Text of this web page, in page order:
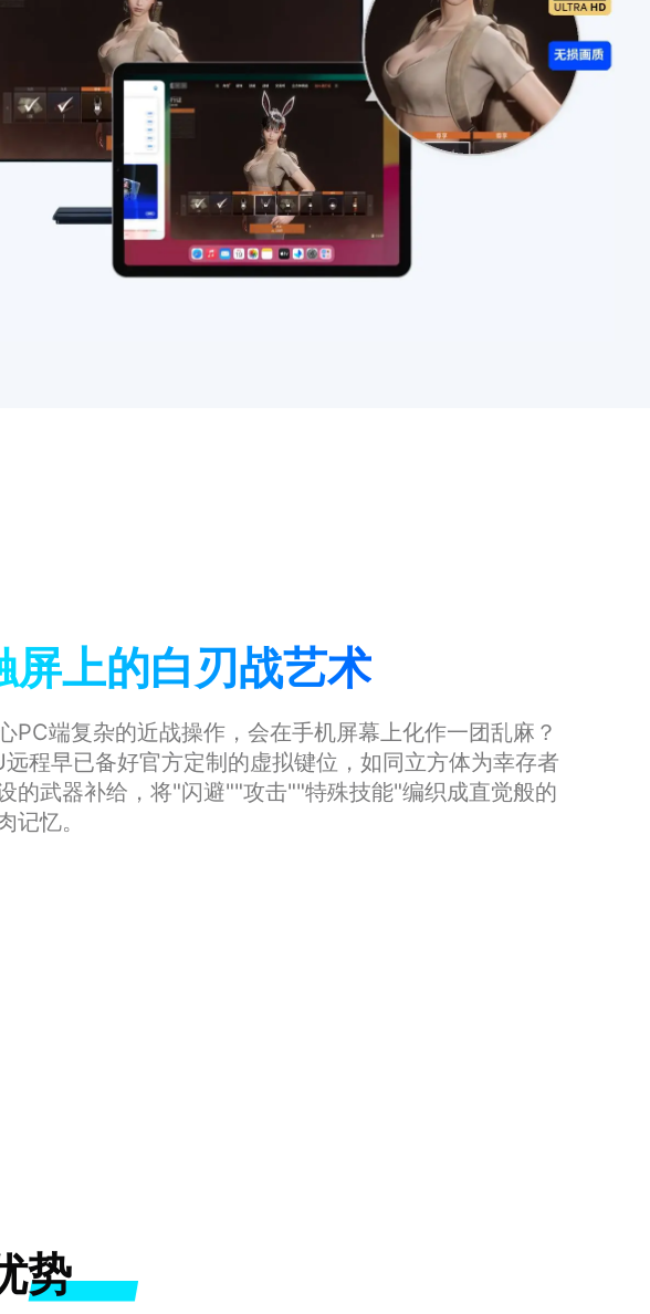
屏上的白刃战艺术
PC端复杂的近战操作，会在手机屏幕上化作一团乱麻？
远程早已备好官方定制的虚拟键位，如同立方体为幸存者
的武器补给，将"闪避""攻击""特殊技能"编织成直觉般的
记忆。
势